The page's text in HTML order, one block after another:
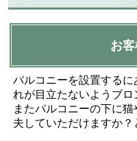
お
バルコニーを設置する
れが目立たないようブロ
またバルコニーの下に
夫していただけますか？